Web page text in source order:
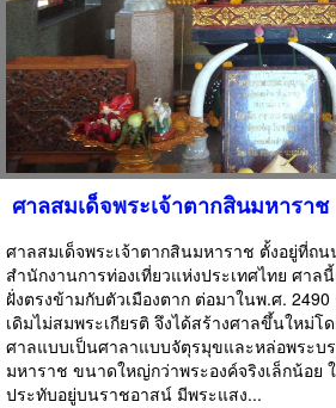
ศาลสมเด็จพระเจ้าตากสินมหาราช
ศาลสมเด็จพระเจ้าตากสินมหาราช ตั้งอยู่ที่ถน
สำนักงานการท่องเที่ยวแห่งประเทศไทย ศาล
ฝั่งตรงข้ามกับตัวเมืองตาก ต่อมาในพ.ศ.
เดิมไม่สมพระเกียรติ จึงได้สร้างศาลขึ้นใหม่โ
ศาลแบบเป็นศาลาแบบจัตุรมุขและหล่อพระบ
มหาราช ขนาดใหญ่กว่าพระองค์จริงเล็กน้อย
ประทับอยู่บนราชอาสน์ มีพระแสง...